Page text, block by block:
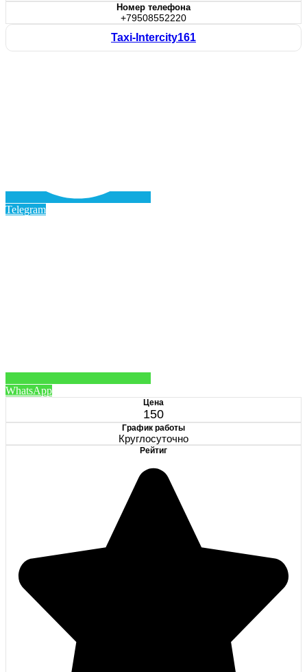
Номер телефона
+79508552220
Taxi-Intercity161
Telegram
WhatsApp
Цена
150
График работы
Круглосуточно
Рейтиг